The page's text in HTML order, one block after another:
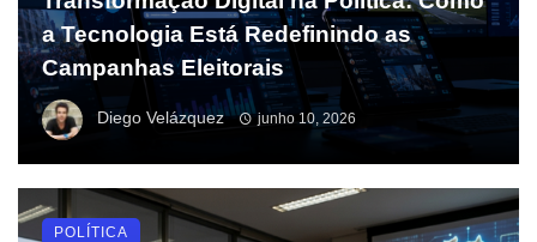
a Tecnologia Está Redefinindo as
Campanhas Eleitorais
Diego Velázquez junho 10, 2026
POLÍTICA